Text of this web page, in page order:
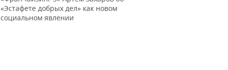
«Эстафете добрых дел» как новом
социальном явлении